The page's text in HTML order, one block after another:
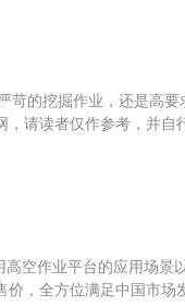
的挖掘作业，还是高要
请读者仅作参考，并
空作业平台的应用场景
，全方位满足中国市场